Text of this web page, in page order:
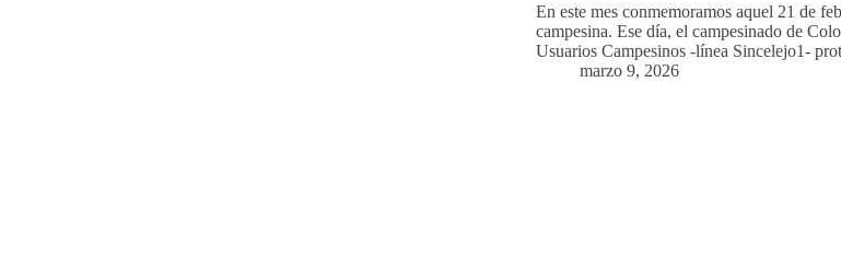
En este mes conmemoramos aquel 21 de
campesina. Ese día, el campesinado de
Usuarios Campesinos -línea Sincelejo1-
marzo 9, 2026